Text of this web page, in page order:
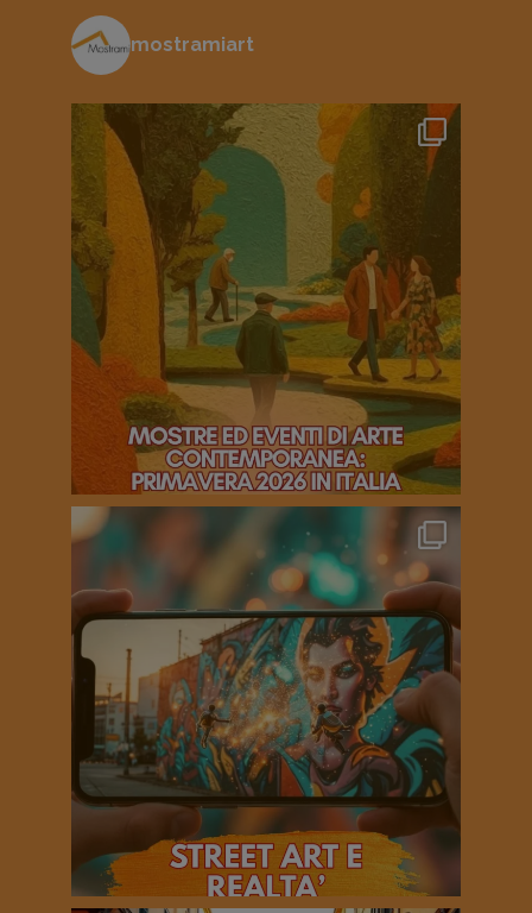
mostramiart